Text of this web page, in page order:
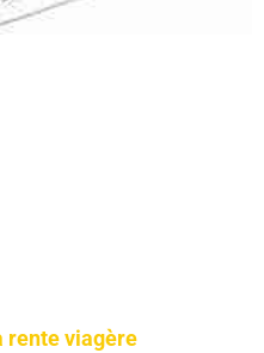
rente viagère